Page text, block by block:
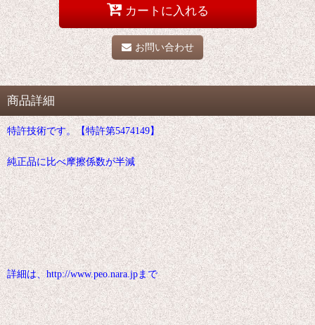
カートに入れる
お問い合わせ
商品詳細
特許技術です。【特許第5474149】
純正品に比べ摩擦係数が半減
詳細は、http://www.peo.nara.jpまで